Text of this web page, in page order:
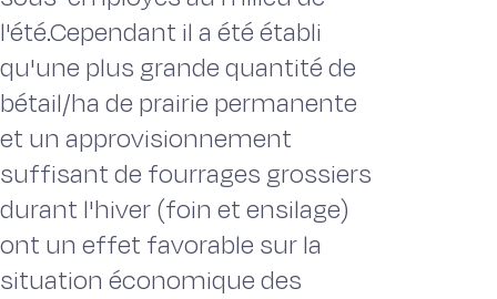
l'été.Cependant il a été établi
qu'une plus grande quantité de
bétail/ha de prairie permanente
et un approvisionnement
suffisant de fourrages grossiers
durant l'hiver (foin et ensilage)
ont un effet favorable sur la
situation économique des